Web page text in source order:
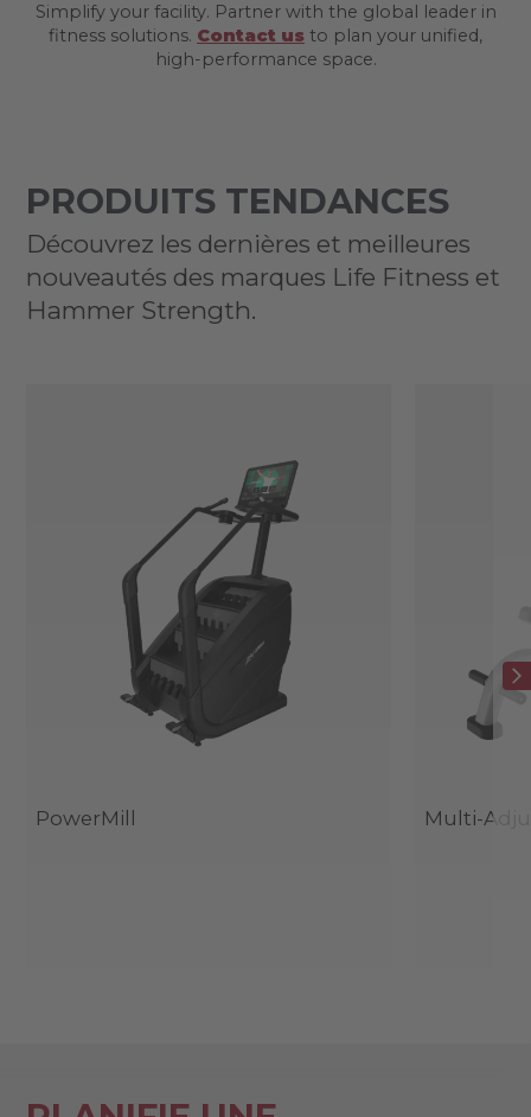
Simplify your facility. Partner with the global leader in
fitness solutions. Contact us to plan your unified,
high-performance space.
PRODUITS TENDANCES
Découvrez les dernières et meilleures
nouveautés des marques Life Fitness et
Hammer Strength.
PowerMill Multi-